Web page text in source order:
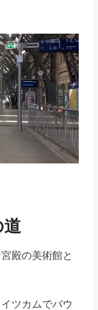
殿の美術館と
ツカムでバウ